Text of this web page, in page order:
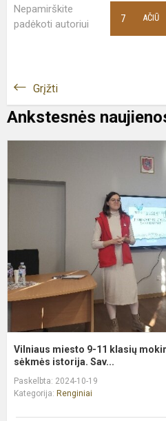
Nepamirškite
padėkoti autoriui
AČIŪ
7
Grįžti
Ankstesnės
Vilniaus miesto 9-11 klasių
sėkmės istorija. Sav...
Paskelbta: 2024-10-19
Kategorija: Renginiai